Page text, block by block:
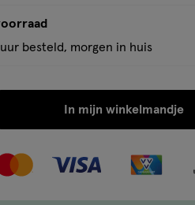
besteld, morgen in huis
In mijn winkelmandje
verhoog
met